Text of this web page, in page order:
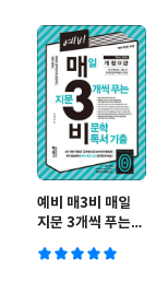
예비 매3비 매일
지문 3개씩 푸는